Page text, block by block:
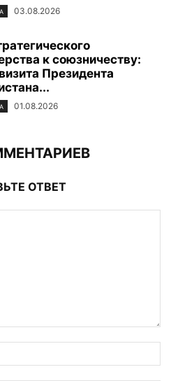
03.08.2026
к союзничеству:
Президента
01.08.2026
ОТВЕТ